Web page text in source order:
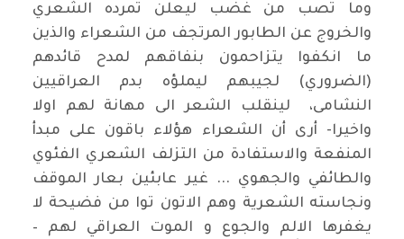
وما تصب من غضب ليعلن تمرده الشعري
والخروج عن الطابور المرتجف من الشعراء والذين
ما انكفوا يتزاحمون بنفاقهم لمدح قائدهم
(الضروري) لجيبهم ليملؤه بدم العراقيين
النشامى، لينقلب الشعر الى مهانة لهم اولا
واخيرا- أرى أن الشعراء هؤلاء باقون على مبدأ
المنفعة والاستفادة من التزلف الشعري الفئوي
والطائفي والجهوي ... غير عابئين بعار الموقف
ونجاسته الشعرية وهم الاتون توا من فضيحة لا
يغفرها الالم والجوع و الموت العراقي لهم –